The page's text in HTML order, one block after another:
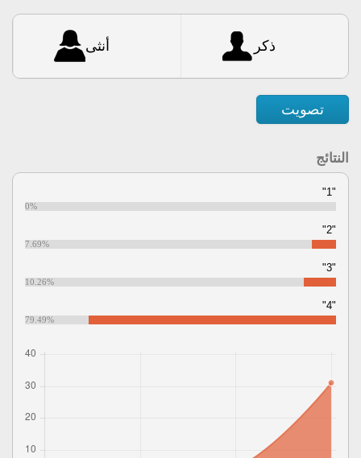
ذكر أنثى
تصويت
النتائج
"1"
0%
"2"
7.69%
"3"
10.26%
"4"
79.49%